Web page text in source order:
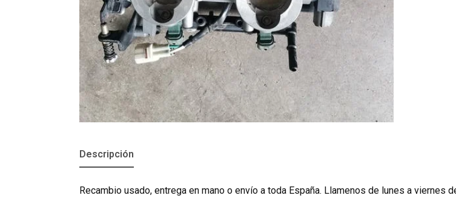
Descripción
Recambio usado, entrega en mano o envío a toda España. Llamenos de lunes a viernes